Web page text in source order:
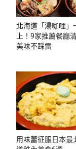
北海道「湯咖哩」
上！9家推薦餐廳
美味不踩雷
用味蕾征服日本最